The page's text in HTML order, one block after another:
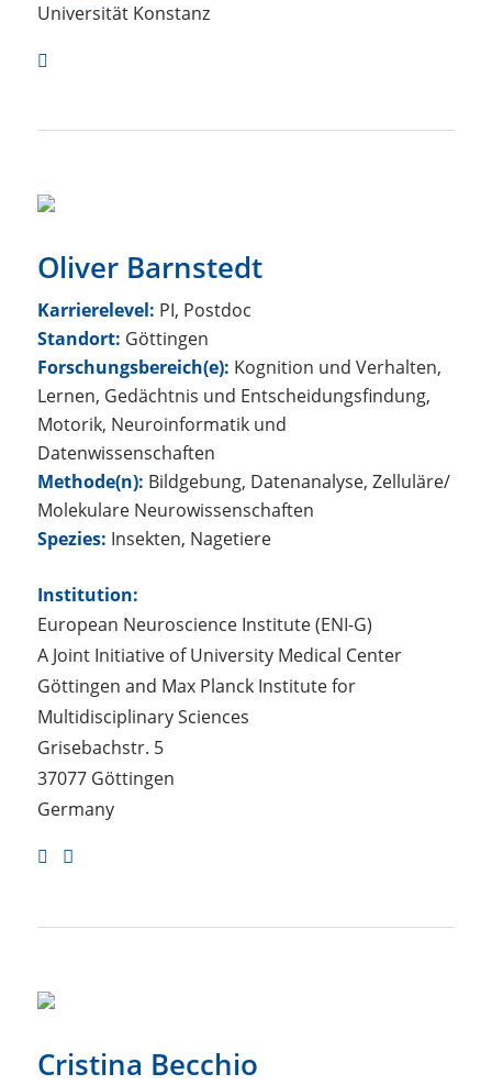
Universität Konstanz
Oliver Barnstedt
Karrierelevel: PI, Postdoc
Standort: Göttingen
Forschungsbereich(e): Kognition und Verhalten,
Lernen, Gedächtnis und Entscheidungsfindung,
Motorik, Neuroinformatik und
Datenwissenschaften
Methode(n): Bildgebung, Datenanalyse, Zelluläre/
Molekulare Neurowissenschaften
Spezies: Insekten, Nagetiere
Institution:
European Neuroscience Institute (ENI-G)
A Joint Initiative of University Medical Center
Göttingen and Max Planck Institute for
Multidisciplinary Sciences
Grisebachstr. 5
37077 Göttingen
Germany

Cristina Becchio